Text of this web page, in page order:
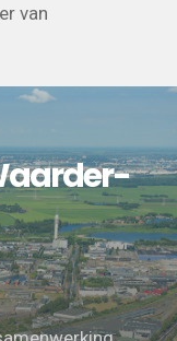
van